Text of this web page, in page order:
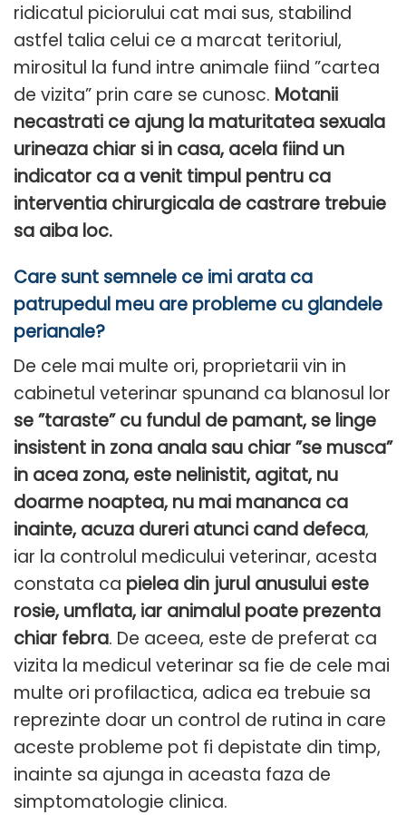
ridicatul piciorului cat mai sus, stabilind
astfel talia celui ce a marcat teritoriul,
mirositul la fund intre animale fiind ”cartea
de vizita” prin care se cunosc. Motanii
necastrati ce ajung la maturitatea sexuala
urineaza chiar si in casa, acela fiind un
indicator ca a venit timpul pentru ca
interventia chirurgicala de castrare trebuie
sa aiba loc.
Care sunt semnele ce imi arata ca
patrupedul meu are probleme cu glandele
perianale?
De cele mai multe ori, proprietarii vin in
cabinetul veterinar spunand ca blanosul lor
se ”taraste” cu fundul de pamant, se linge
insistent in zona anala sau chiar ”se musca”
in acea zona, este nelinistit, agitat, nu
doarme noaptea, nu mai mananca ca
inainte, acuza dureri atunci cand defeca,
iar la controlul medicului veterinar, acesta
constata ca pielea din jurul anusului este
rosie, umflata, iar animalul poate prezenta
chiar febra. De aceea, este de preferat ca
vizita la medicul veterinar sa fie de cele mai
multe ori profilactica, adica ea trebuie sa
reprezinte doar un control de rutina in care
aceste probleme pot fi depistate din timp,
inainte sa ajunga in aceasta faza de
simptomatologie clinica.